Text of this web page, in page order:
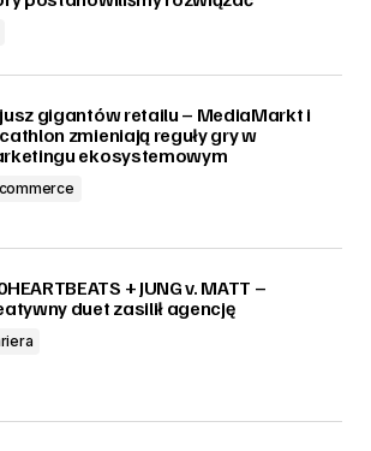
gigantów retailu – MediaMarkt i
zmieniają reguły gry w
ekosystemowym
+ JUNG v. MATT –
duet zasilił agencję